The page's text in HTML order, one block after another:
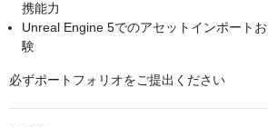
携能力
Unreal Engine 5でのアセットインポート
験
必ずポートフォリオをご提出ください